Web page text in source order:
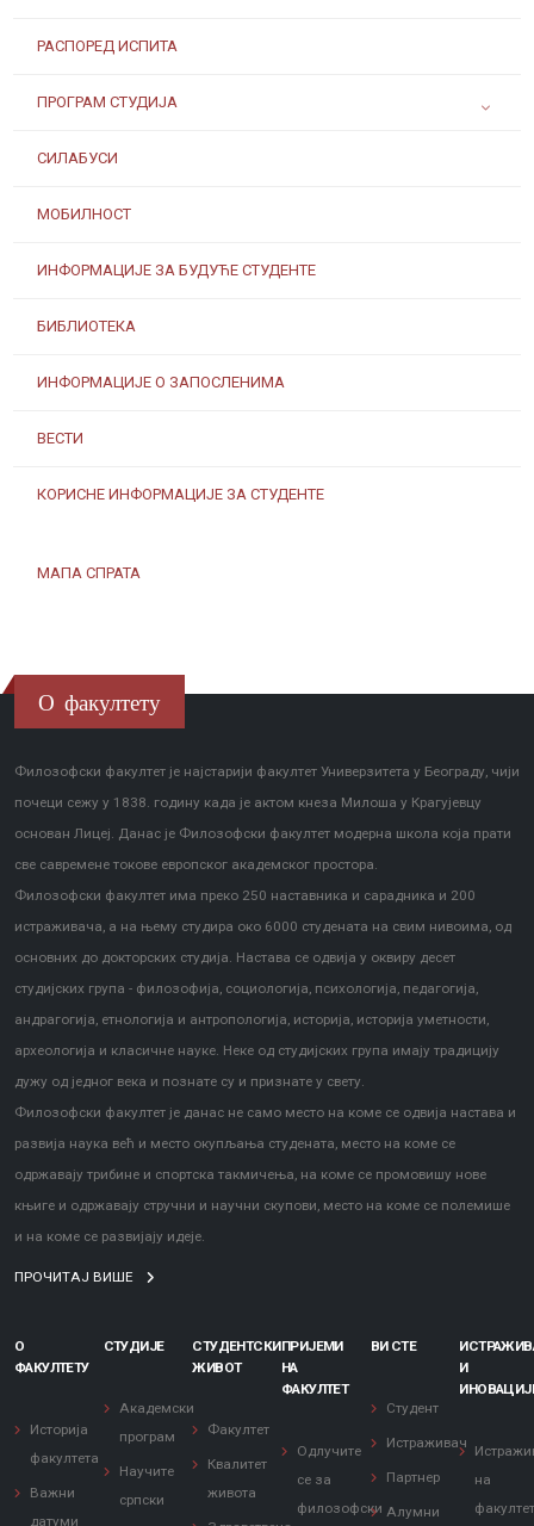
РАСПОРЕД ИСПИТА
ПРОГРАМ СТУДИЈА
СИЛАБУСИ
МОБИЛНОСТ
ИНФОРМАЦИЈЕ ЗА БУДУЋЕ СТУДЕНТЕ
БИБЛИОТЕКА
ИНФОРМАЦИЈЕ О ЗАПОСЛЕНИМА
ВЕСТИ
КОРИСНЕ ИНФОРМАЦИЈЕ ЗА СТУДЕНТЕ
МАПА СПРАТА
О факултету
Филозофски факултет је најстарији факултет Универзитета у Београду, чији
почеци сежу у 1838. годину када је актом кнеза Милоша у Крагујевцу
основан Лицеј. Данас је Филозофски факултет модерна школа која прати
све савремене токове европског академског простора.
Филозофски факултет има преко 250 наставника и сарадника и 200
истраживача, а на њему студира око 6000 студената на свим нивоима, од
основних до докторских студија. Настава се одвија у оквиру десет
студијских група - филозофија, социологија, психологија, педагогија,
андрагогија, етнологија и антропологија, историја, историја уметности,
археологија и класичне науке. Неке од студијских група имају традицију
дужу од једног века и познате су и признате у свету.
Филозофски факултет је данас не само место на коме се одвија настава и
развија наука већ и место окупљања студената, место на коме се
одржавају трибине и спортска такмичења, на коме се промовишу нове
књиге и одржавају стручни и научни скупови, место на коме се полемише
и на коме се развијају идеје.
ПРОЧИТАЈ ВИШЕ
О
ФАКУЛТЕТУ
Историја
факултета
Важни
датуми
СТУДИЈЕ
Академски
програм
Научите
српски
СТУДЕНТСКИ
ЖИВОТ
Факултет
Квалитет
живота
ПРИЈЕМИ
НА
ФАКУЛТЕТ
Одлучите
се за
филозофски
ВИ СТЕ
Студент
Истраживач
Партнер
Алумни
И
на